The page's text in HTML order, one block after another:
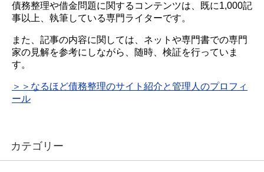
債務整理や借金問題に関するコンテンツは、既に1,000記
事以上、執筆している専門ライターです。
また、記事の内容に関しては、ネットや専門書での専門
家の見解を参考にしながら、随時、検証を行っていま
す。
＞＞なるほど債務整理のサイト紹介と管理人のプロフィ
ール
カテゴリー